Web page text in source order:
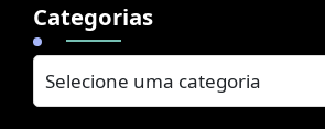
Categorias